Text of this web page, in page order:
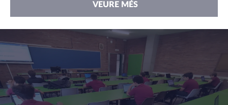
VEURE MÉS